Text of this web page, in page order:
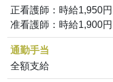
正看護師：時給1,950円
准看護師：時給1,900円
通勤手当
全額支給